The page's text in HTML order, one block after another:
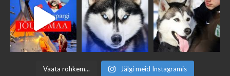
Vaata rohkem... Jälgi meid Instagramis